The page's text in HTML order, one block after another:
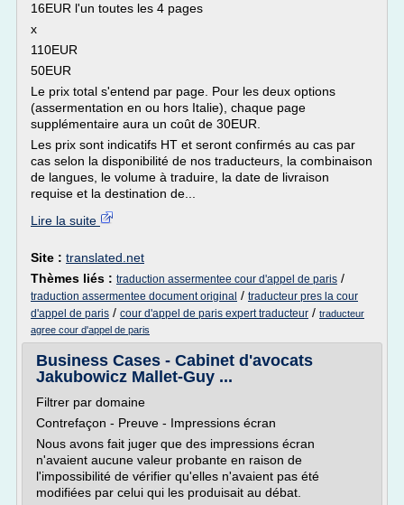
16EUR l'un toutes les 4 pages
x
110EUR
50EUR
Le prix total s'entend par page. Pour les deux options
(assermentation en ou hors Italie), chaque page
supplémentaire aura un coût de 30EUR.
Les prix sont indicatifs HT et seront confirmés au cas par
cas selon la disponibilité de nos traducteurs, la combinaison
de langues, le volume à traduire, la date de livraison
requise et la destination de...
Lire la suite
Site : translated.net
Thèmes liés : traduction assermentee cour d'appel de paris /
traduction assermentee document original / traducteur pres la cour
d'appel de paris / cour d'appel de paris expert traducteur / traducteur
agree cour d'appel de paris
Business Cases - Cabinet d'avocats
Jakubowicz Mallet-Guy ...
Filtrer par domaine
Contrefaçon - Preuve - Impressions écran
Nous avons fait juger que des impressions écran
n'avaient aucune valeur probante en raison de
l'impossibilité de vérifier qu'elles n'avaient pas été
modifiées par celui qui les produisait au débat.